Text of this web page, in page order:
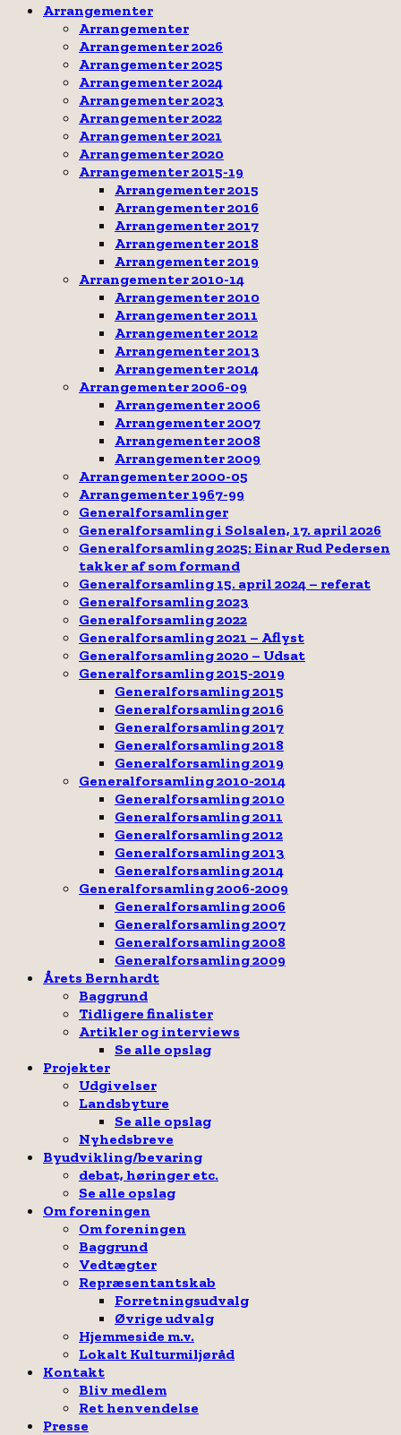
Arrangementer
Arrangementer
Arrangementer 2026
Arrangementer 2025
Arrangementer 2024
Arrangementer 2023
Arrangementer 2022
Arrangementer 2021
Arrangementer 2020
Arrangementer 2015-19
Arrangementer 2015
Arrangementer 2016
Arrangementer 2017
Arrangementer 2018
Arrangementer 2019
Arrangementer 2010-14
Arrangementer 2010
Arrangementer 2011
Arrangementer 2012
Arrangementer 2013
Arrangementer 2014
Arrangementer 2006-09
Arrangementer 2006
Arrangementer 2007
Arrangementer 2008
Arrangementer 2009
Arrangementer 2000-05
Arrangementer 1967-99
Generalforsamlinger
Generalforsamling i Solsalen, 17. april 2026
Generalforsamling 2025: Einar Rud Pedersen
takker af som formand
Generalforsamling 15. april 2024 – referat
Generalforsamling 2023
Generalforsamling 2022
Generalforsamling 2021 – Aflyst
Generalforsamling 2020 – Udsat
Generalforsamling 2015-2019
Generalforsamling 2015
Generalforsamling 2016
Generalforsamling 2017
Generalforsamling 2018
Generalforsamling 2019
Generalforsamling 2010-2014
Generalforsamling 2010
Generalforsamling 2011
Generalforsamling 2012
Generalforsamling 2013
Generalforsamling 2014
Generalforsamling 2006-2009
Generalforsamling 2006
Generalforsamling 2007
Generalforsamling 2008
Generalforsamling 2009
Årets Bernhardt
Baggrund
Tidligere finalister
Artikler og interviews
Se alle opslag
Projekter
Udgivelser
Landsbyture
Se alle opslag
Nyhedsbreve
Byudvikling/bevaring
debat, høringer etc.
Se alle opslag
Om foreningen
Om foreningen
Baggrund
Vedtægter
Repræsentantskab
Forretningsudvalg
Øvrige udvalg
Hjemmeside m.v.
Lokalt Kulturmiljøråd
Kontakt
Bliv medlem
Ret henvendelse
Presse